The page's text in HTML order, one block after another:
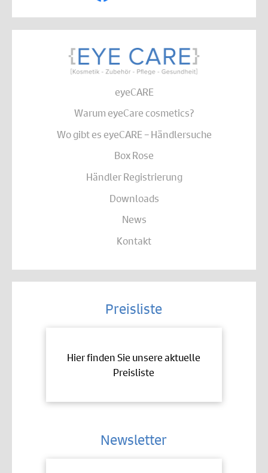
eyeCARE
Warum eyeCare cosmetics?
Wo gibt es eyeCARE – Händlersuche
Box Rose
Händler Registrierung
Downloads
News
Kontakt
Preisliste
Hier finden Sie unsere aktuelle
Preisliste
Newsletter